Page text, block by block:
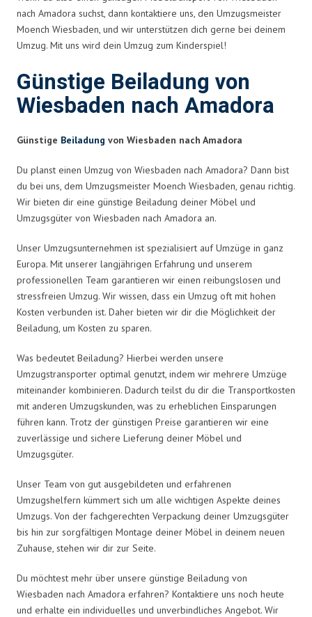
nach Amadora suchst, dann kontaktiere uns, den Umzugsmeister
Moench Wiesbaden, und wir unterstützen dich gerne bei deinem
Umzug. Mit uns wird dein Umzug zum Kinderspiel!
Günstige Beiladung von
Wiesbaden nach Amadora
Günstige Beiladung von Wiesbaden nach Amadora
Du planst einen Umzug von Wiesbaden nach Amadora? Dann bist
du bei uns, dem Umzugsmeister Moench Wiesbaden, genau richtig.
Wir bieten dir eine günstige Beiladung deiner Möbel und
Umzugsgüter von Wiesbaden nach Amadora an.
Unser Umzugsunternehmen ist spezialisiert auf Umzüge in ganz
Europa. Mit unserer langjährigen Erfahrung und unserem
professionellen Team garantieren wir einen reibungslosen und
stressfreien Umzug. Wir wissen, dass ein Umzug oft mit hohen
Kosten verbunden ist. Daher bieten wir dir die Möglichkeit der
Beiladung, um Kosten zu sparen.
Was bedeutet Beiladung? Hierbei werden unsere
Umzugstransporter optimal genutzt, indem wir mehrere Umzüge
miteinander kombinieren. Dadurch teilst du dir die Transportkosten
mit anderen Umzugskunden, was zu erheblichen Einsparungen
führen kann. Trotz der günstigen Preise garantieren wir eine
zuverlässige und sichere Lieferung deiner Möbel und
Umzugsgüter.
Unser Team von gut ausgebildeten und erfahrenen
Umzugshelfern kümmert sich um alle wichtigen Aspekte deines
Umzugs. Von der fachgerechten Verpackung deiner Umzugsgüter
bis hin zur sorgfältigen Montage deiner Möbel in deinem neuen
Zuhause, stehen wir dir zur Seite.
Du möchtest mehr über unsere günstige Beiladung von
Wiesbaden nach Amadora erfahren? Kontaktiere uns noch heute
und erhalte ein individuelles und unverbindliches Angebot. Wir